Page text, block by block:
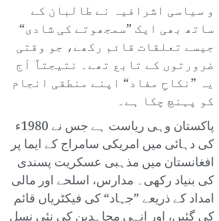
و سیاسی اشرافیہ نے طالبان کے
ساتھ بھی ایک ”سمجھوتے کی شادی“
جیسے تعلقات قائم رکھے، جو وقتی
ضرورتوں کے تابع تھے۔ نتیجتاً آج
یہ ”نکاحِ مفاد“ اپنے منطقی انجام
کو پہنچ چکا ہے۔
پاکستان وہی ریاست ہے جس نے 1980ء
کی دہائی میں امریکی سامراج کے ایما پر
افغانستان میں مذہبی عسکریت پسندی
کی بنیاد رکھی۔ مدارس، اسلحے اور مالی
امداد کے ذریعے ”جہاد“ کی فیکٹریاں قائم